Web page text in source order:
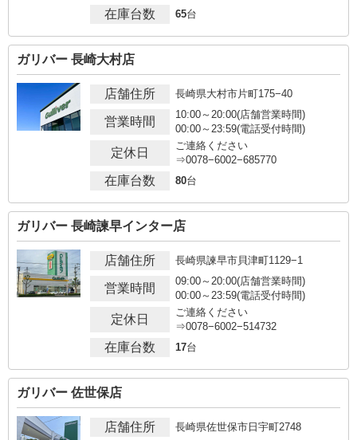
在庫台数 65台
ガリバー 長崎大村店
店舗住所 長崎県大村市片町175−40
営業時間
10:00～20:00(店舗営業時間)
00:00～23:59(電話受付時間)
定休日
ご連絡ください
⇒0078−6002−685770
在庫台数 80台
ガリバー 長崎諫早インター店
店舗住所 長崎県諫早市貝津町1129−1
営業時間
09:00～20:00(店舗営業時間)
00:00～23:59(電話受付時間)
定休日
ご連絡ください
⇒0078−6002−514732
在庫台数 17台
ガリバー 佐世保店
店舗住所 長崎県佐世保市日宇町2748